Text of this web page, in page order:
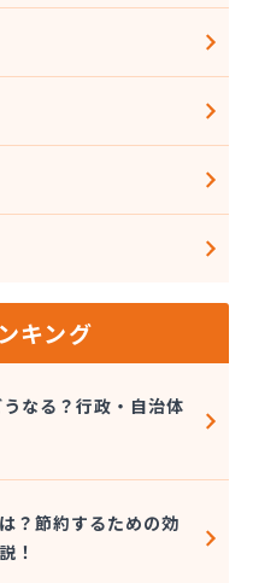
キング
なる？行政・自治体
？節約するための効
！